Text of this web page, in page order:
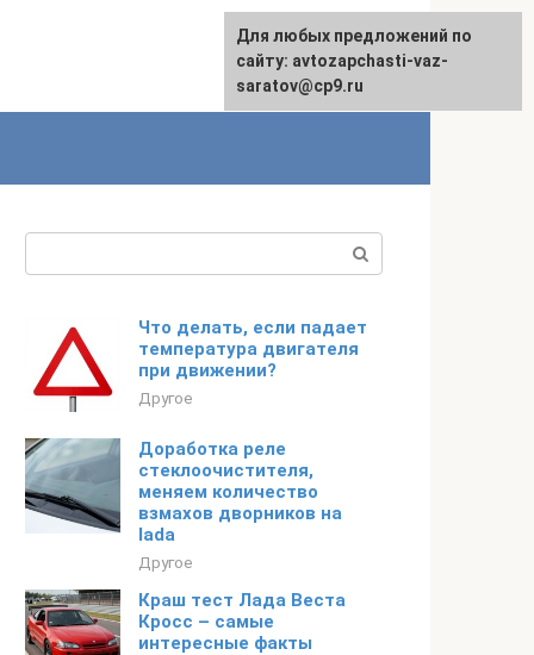
English
Что делать, если падает
температура двигателя
при движении?
Другое
Доработка реле
стеклоочистителя,
меняем количество
взмахов дворников на
lada
Другое
Краш тест Лада Веста
Кросс – самые
интересные факты
Для любых предложений по
сайту: avtozapchasti-vaz-
saratov@cp9.ru